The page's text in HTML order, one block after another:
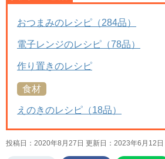
おつまみのレシピ（284品）
電子レンジのレシピ（78品）
作り置きのレシピ
食材
えのきのレシピ（18品）
投稿日：2020年8月27日 更新日： 2023年6月12日